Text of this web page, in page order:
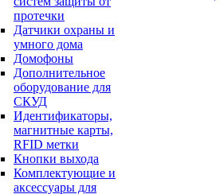
протечки
Датчики охраны и
умного дома
Домофоны
Дополнительное
оборудование для
СКУД
Идентификаторы,
магнитные карты,
RFID метки
Кнопки выхода
Комплектующие и
аксессуары для